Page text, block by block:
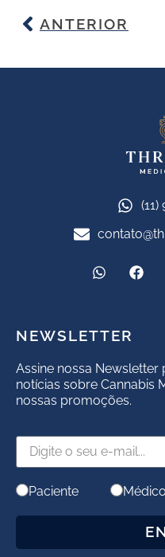
ANTERIOR
(11)
NEWSLETTER
Assine nossa
notícias sobre Cannabis
nossas promoções.
Paciente Médico